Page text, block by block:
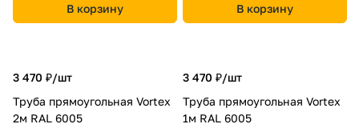
В корзину В корзину
3 470 ₽/шт
Труба прямоугольная Vortex
2м RAL 6005
3 470 ₽/шт
Труба прямоугольная Vortex
1м RAL 6005